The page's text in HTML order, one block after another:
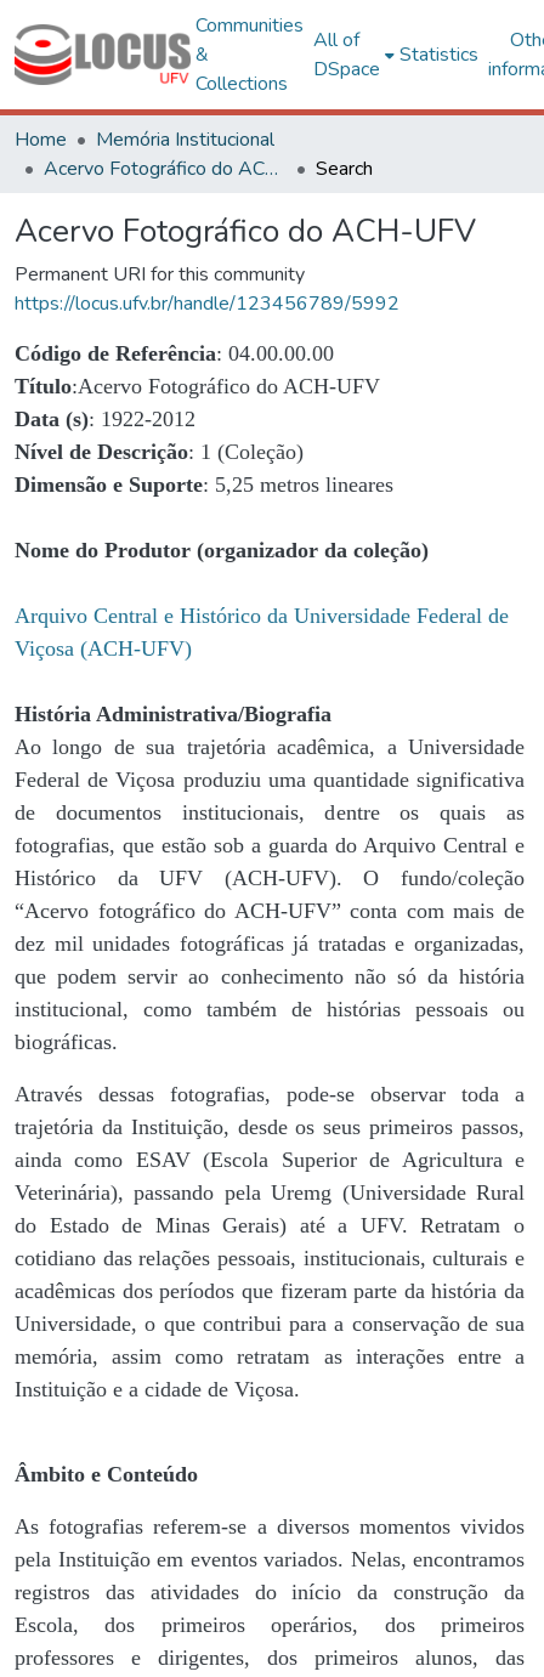
Communities
&
Collections
All of
DSpace
Statistics
Home
Memória Institucional
Acervo Fotográfico do ACH-UFV
Search
Acervo Fotográfico do ACH-UFV
Permanent URI for this community
https://locus.ufv.br/handle/123456789/5992
Código de Referência: 04.00.00.00
Título:Acervo Fotográfico do ACH-UFV
Data (s): 1922-2012
Nível de Descrição: 1 (Coleção)
Dimensão e Suporte: 5,25 metros lineares
Nome do Produtor (organizador da coleção)
Arquivo Central e Histórico da Universidade Federal de
Viçosa (ACH-UFV)
História Administrativa/Biografia
Ao longo de sua trajetória acadêmica, a Universidade
Federal de Viçosa produziu uma quantidade significativa
de documentos institucionais, dentre os quais as
fotografias, que estão sob a guarda do Arquivo Central e
Histórico da UFV (ACH-UFV). O fundo/coleção
“Acervo fotográfico do ACH-UFV” conta com mais de
dez mil unidades fotográficas já tratadas e organizadas,
que podem servir ao conhecimento não só da história
institucional, como também de histórias pessoais ou
biográficas.
Através dessas fotografias, pode-se observar toda a
trajetória da Instituição, desde os seus primeiros passos,
ainda como ESAV (Escola Superior de Agricultura e
Veterinária), passando pela Uremg (Universidade Rural
do Estado de Minas Gerais) até a UFV. Retratam o
cotidiano das relações pessoais, institucionais, culturais e
acadêmicas dos períodos que fizeram parte da história da
Universidade, o que contribui para a conservação de sua
memória, assim como retratam as interações entre a
Instituição e a cidade de Viçosa.
Âmbito e Conteúdo
As fotografias referem-se a diversos momentos vividos
pela Instituição em eventos variados. Nelas, encontramos
registros das atividades do início da construção da
Escola, dos primeiros operários, dos primeiros
professores e dirigentes, ​dos primeiros alunos, das